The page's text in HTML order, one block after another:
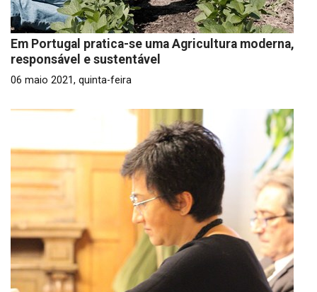
Em Portugal pratica-se uma Agricultura moderna,
responsável e sustentável
06 maio 2021, quinta-feira